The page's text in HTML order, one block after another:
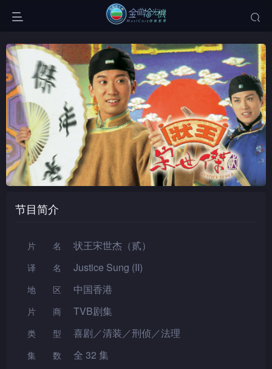
节目简介
片名 状王宋世杰（贰）
译名 Justice Sung (II)
地区 中国香港
片 商 TVB剧集
类型 喜剧／清装／刑侦／法理
集数 全 32 集